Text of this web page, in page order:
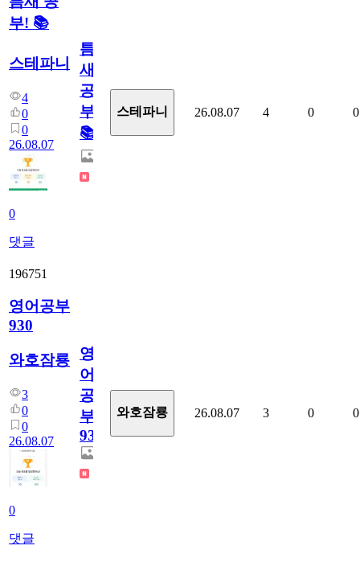
부! 📚
스테파니
4
0
0
26.08.07
0
댓글
틈
새
공
부!
📚
스테파니 26.08.07 4 0 0
196751
영어공부
930
와호잠룡
3
0
0
26.08.07
0
댓글
영
어
공
부
930
와호잠룡 26.08.07 3 0 0